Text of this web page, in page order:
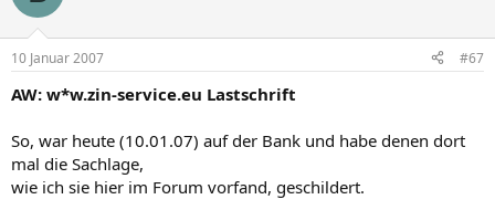
10 Januar 2007 #67
AW: w*w.zin-service.eu Lastschrift
So, war heute (10.01.07) auf der Bank und habe denen dort
mal die Sachlage,
wie ich sie hier im Forum vorfand, geschildert.